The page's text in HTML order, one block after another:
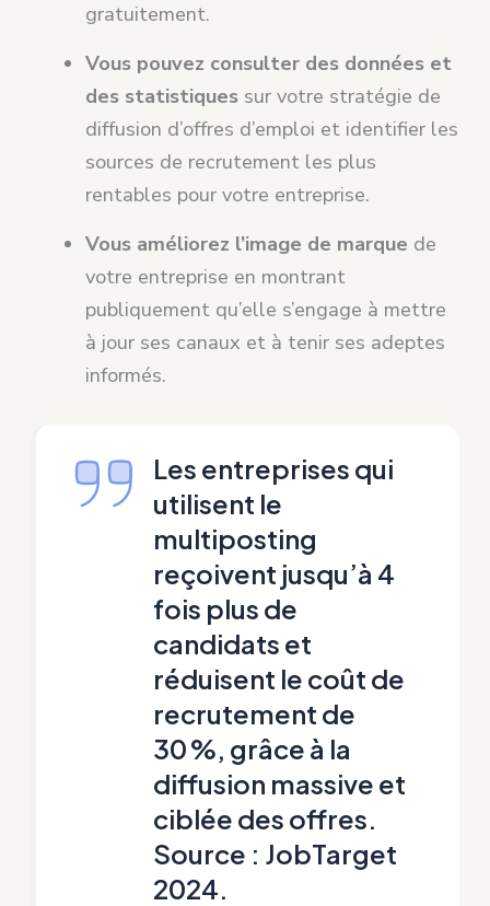
gratuitement.
Vous pouvez consulter des données et
des statistiques sur votre stratégie de
diffusion d’offres d’emploi et identifier les
sources de recrutement les plus
rentables pour votre entreprise.
Vous améliorez l’image de marque de
votre entreprise en montrant
publiquement qu’elle s’engage à mettre
à jour ses canaux et à tenir ses adeptes
informés.
Les entreprises qui
utilisent le
multiposting
reçoivent jusqu’à 4
fois plus de
candidats et
réduisent le coût de
recrutement de
30 %, grâce à la
diffusion massive et
ciblée des offres.
Source : JobTarget
2024.